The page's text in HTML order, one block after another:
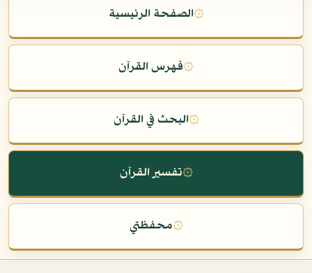
۞الصفحة الرئيسية
۞فهرس القرآن
۞البحث في القرآن
۞تفسير القرآن
۞محفظتي